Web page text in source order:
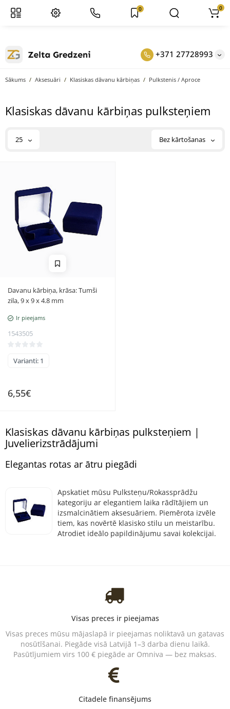
+371 27728993
0 0
Sākums Aksesuāri Klasiskas dāvanu kārbiņas Pulkstenis / Aproce
Klasiskas dāvanu kārbiņas pulksteņiem
25 Bez kārtošanas
Davanu kārbiņa, krāsa: Tumši
zila, 9 x 9 x 4.8 mm
Ir pieejams
1543505
Varianti: 1
6,55€
Klasiskas dāvanu kārbiņas pulksteņiem |
Juvelierizstrādājumi
Elegantas rotas ar ātru piegādi
Apskatiet mūsu Pulksteņu/Rokassprādžu
kategoriju ar elegantiem laika rādītājiem un
izsmalcinātiem aksesuāriem. Piemērota izvēle
tiem, kas novērtē klasisko stilu un meistarību.
Atrodiet ideālo papildinājumu savai kolekcijai.
Visas preces ir pieejamas
Visas preces mūsu mājaslapā ir pieejamas noliktavā un gatavas
nosūtīšanai. Piegāde visā Latvijā 1–3 darba dienu laikā.
Pasūtījumiem virs 100 € piegāde ar Omniva — bez maksas.
Citadele finansējums